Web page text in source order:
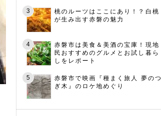
桃のルーツはここにあり！？白桃
が生み出す赤磐の魅力
赤磐市は美食＆美酒の宝庫！現地
民おすすめのグルメとお試し暮ら
しをレポート
赤磐市で映画『種まく旅人 夢のつ
ぎ木』のロケ地めぐり